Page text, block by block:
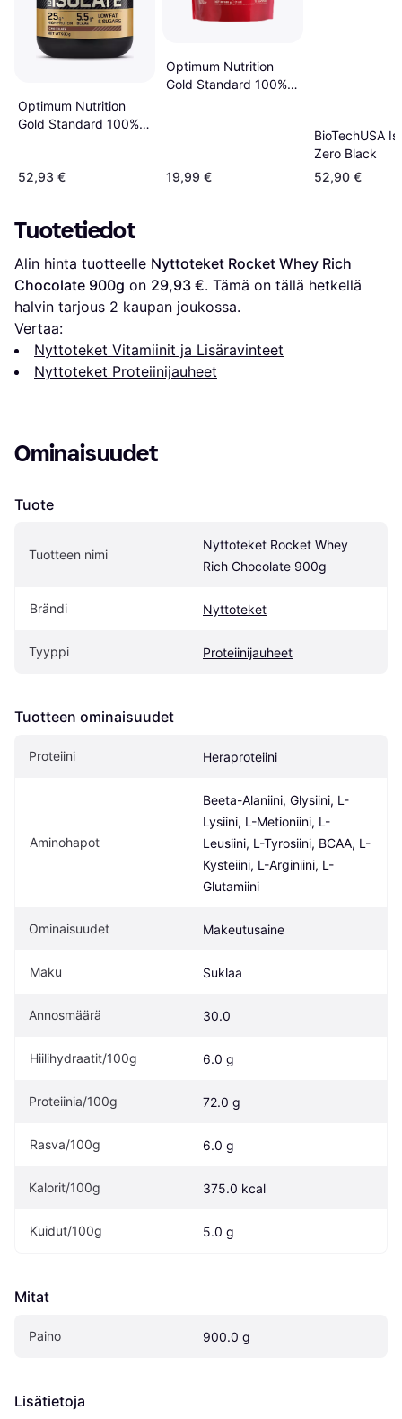
Optimum Nutrition
Gold Standard 100%
52,93 €
Optimum Nutrition
Gold Standard 100%
19,99 €
BioTechUSA
Zero Black
52,90 €
Tuotetiedot
Alin hinta tuotteelle Nyttoteket Rocket Whey Rich
Chocolate 900g on 29,93 €. Tämä on tällä hetkellä
halvin tarjous 2 kaupan joukossa.
Vertaa:
Nyttoteket Vitamiinit ja Lisäravinteet
Nyttoteket Proteiinijauheet
Ominaisuudet
Tuote
Tuotteen nimi
Nyttoteket Rocket Whey
Rich Chocolate 900g
Brändi Nyttoteket
Tyyppi Proteiinijauheet
Tuotteen ominaisuudet
Proteiini Heraproteiini
Aminohapot
Beeta-Alaniini, Glysiini, L-
Lysiini, L-Metioniini, L-
Leusiini, L-Tyrosiini, BCAA, L-
Kysteiini, L-Arginiini, L-
Glutamiini
Ominaisuudet Makeutusaine
Maku Suklaa
Annosmäärä 30.0
Hiilihydraatit/100g 6.0 g
Proteiinia/100g 72.0 g
Rasva/100g 6.0 g
Kalorit/100g 375.0 kcal
Kuidut/100g 5.0 g
Mitat
Paino 900.0 g
Lisätietoja